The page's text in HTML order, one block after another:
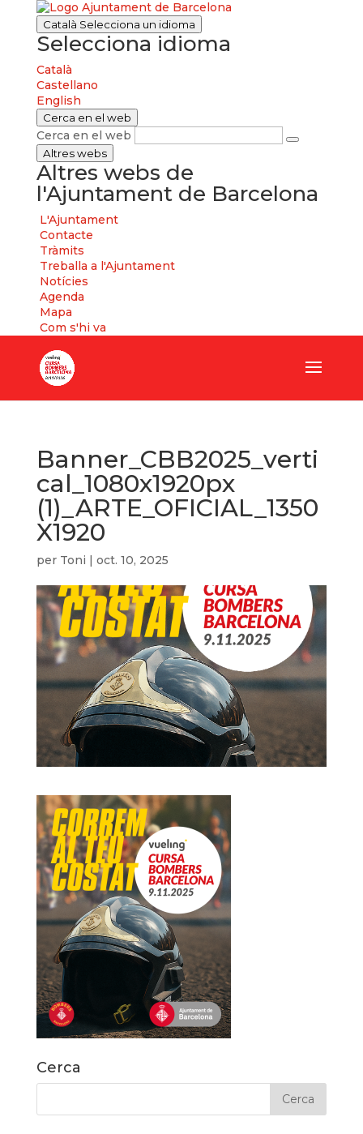
Català Selecciona un idioma
Selecciona idioma
Català
Castellano
English
Cerca en el web
Cerca en el web
Altres webs
Altres webs de
l'Ajuntament de Barcelona
L'Ajuntament
Contacte
Tràmits
Treballa a l'Ajuntament
Notícies
Agenda
Mapa
Com s'hi va
Banner_CBB2025_verti
cal_1080x1920px
(1)_ARTE_OFICIAL_1350
X1920
per Toni | oct. 10, 2025
Cerca